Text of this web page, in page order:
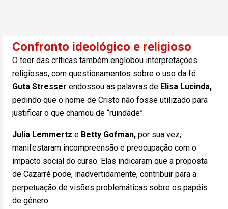
Confronto ideológico e religioso
O teor das críticas também englobou interpretações
religiosas, com questionamentos sobre o uso da fé.
Guta Stresser endossou as palavras de Elisa Lucinda,
pedindo que o nome de Cristo não fosse utilizado para
justificar o que chamou de “ruindade”.
Julia Lemmertz e Betty Gofman, por sua vez,
manifestaram incompreensão e preocupação com o
impacto social do curso. Elas indicaram que a proposta
de Cazarré pode, inadvertidamente, contribuir para a
perpetuação de visões problemáticas sobre os papéis
de gênero.